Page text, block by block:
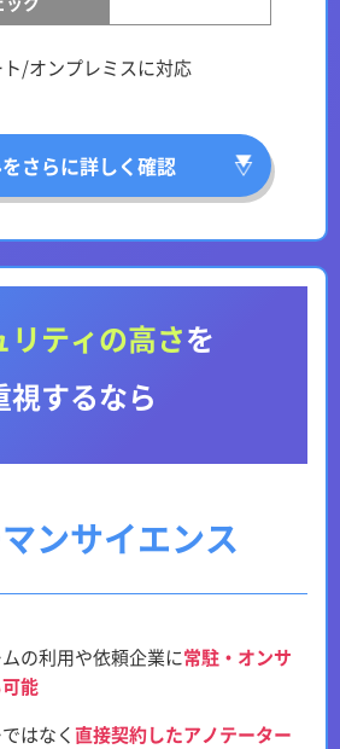
ト/オンプレミスに対応
さらに詳しく確認
リティの高さを
視するなら
ンサイエンス
の利用や依頼企業に常駐・オンサ
能
はなく直接契約したアノテーター